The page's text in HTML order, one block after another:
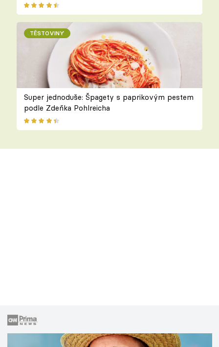
TĚSTOVINY
Super jednoduše: Špagety s paprikovým pestem
podle Zdeňka Pohlreicha